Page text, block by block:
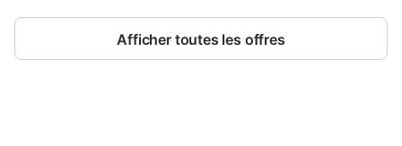
Afficher toutes les offres